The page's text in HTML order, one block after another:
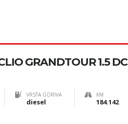
GRANDTOUR 1.5 DC
VRSTA GORIVA
diesel
KM
184.142